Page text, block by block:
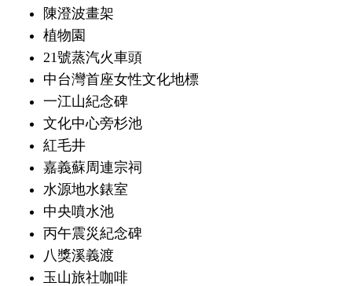
陳澄波畫架
植物園
21號蒸汽火車頭
中台灣首座女性文化地標
一江山紀念碑
文化中心旁杉池
紅毛井
嘉義蘇周連宗祠
水源地水錶室
中央噴水池
丙午震災紀念碑
八獎溪義渡
玉山旅社咖啡